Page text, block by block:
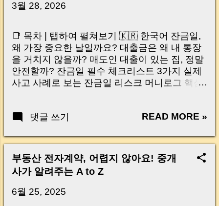
3월 28, 2026
📑 목차 | 탭하여 펼쳐보기 🇰🇷 한국어 잔금일,
왜 가장 중요한 날일까요? 대출금은 왜 내 통장
을 거치지 않을까? 매도인 대출이 있는 집, 정말
안전할까? 잔금일 필수 체크리스트 3가지 실제
사고 사례로 보는 잔금일 리스크 머니로그 핵심
Your Account Is It Safe If the Seller Has a
Real Risks and Mistakes to Avoid MoneyLog
Key Takeaway 혹시 이런 생각 해보신 적 있으
신가요? “잔금일… 그냥 돈 보내고 끝나는 거 아
닌가요?” 하지만 현장에서 보면 전혀 그렇지 않
습니다. 잔금일은 ‘서류 몇 장 처리하는 날’이 아
댓글 쓰기 READ MORE »
부동산 전자계약, 어렵지 않아요! 중개
사가 알려주는 A to Z
6월 25, 2025